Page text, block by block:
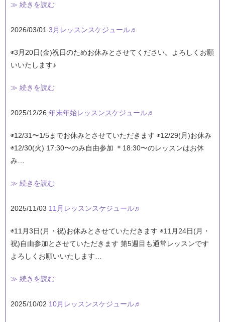
≫ 続きを読む
2026/03/01 3月レッスンスケジュール♬
◉3月20日(金)祝日のためお休みとさせてください。よろしくお願
いいたします♪
≫ 続きを読む
2025/12/26 年末年始レッスンスケジュール♬
◉12/31〜1/5までお休みとさせていただきます ◉12/29(月)お休み
◉12/30(火) 17:30〜のみ自由参加 ＊18:30〜のレッスンはお休
み…
≫ 続きを読む
2025/11/03 11月レッスンスケジュール♬
◉11月3日(月・祝)お休みとさせていただきます ◉11月24日(月・
祝)自由参加とさせていただきます 第5週目も通常レッスンです
よろしくお願いいたします…
≫ 続きを読む
2025/10/02 10月レッスンスケジュール♬